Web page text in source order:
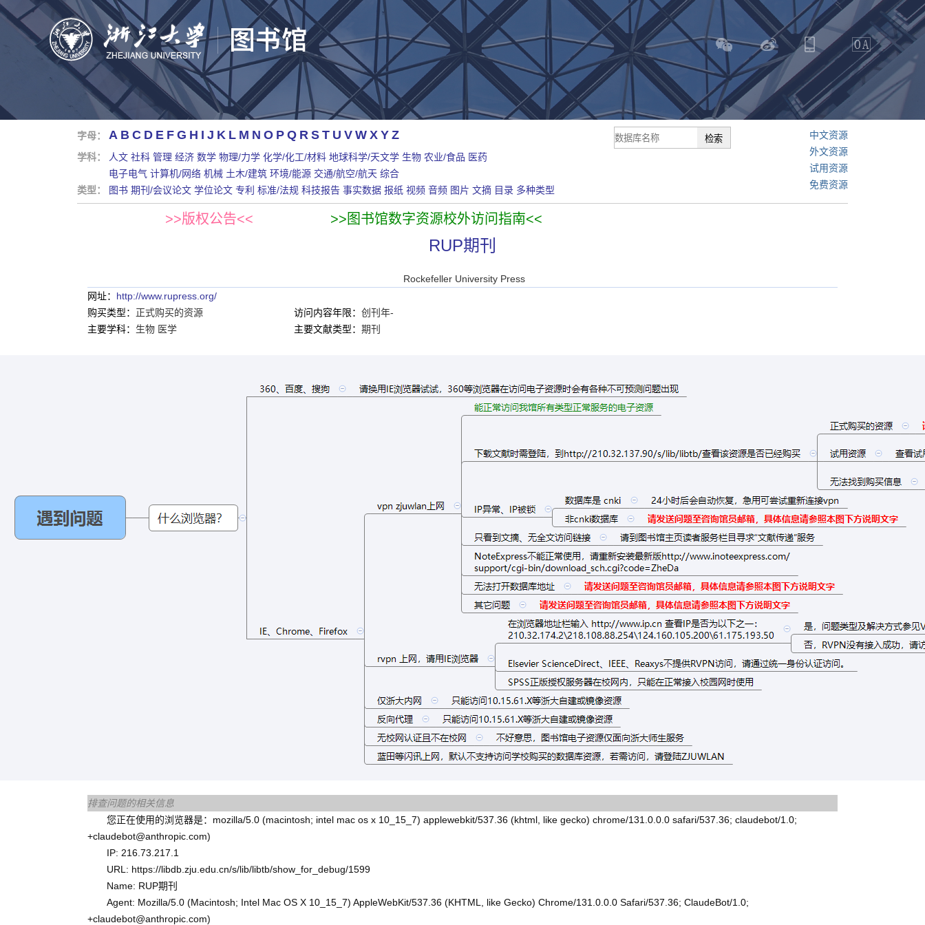
字母： A B C D E F G H I J K L M N O P Q R S T U V W X Y Z
学科： 人文 社科 管理 经济 数学 物理/力学 化学/化工/材料 地球科学/天文学 生物 农业/食品 医药
电子电气 计算机/网络 机械 土木/建筑 环境/能源 交通/航空/航天 综合
类型：
图书 期刊/会议论文 学位论文 专利 标准/法规 科技报告 事实数据 报纸 视频 音频 图片 文摘 目录 多种类型
中文资源
外文资源
试用资源
免费资源
>>版权公告<< >>图书馆数字资源校外访问指南<<
RUP期刊
Rockefeller University Press
网址： http://www.rupress.org/
购买类型： 正式购买的资源 访问内容年限： 创刊年-
主要学科： 生物 医学 主要文献类型： 期刊
排查问题的相关信息
您正在使用的浏览器是：mozilla/5.0 (macintosh; intel mac os x 10_15_7) applewebkit/537.36 (khtml, like gecko) chrome/131.0.0.0 safari/537.36; claudebot/1.0;
+claudebot@anthropic.com)
IP: 216.73.217.1
URL: https://libdb.zju.edu.cn/s/lib/libtb/show_for_debug/1599
Name: RUP期刊
Agent: Mozilla/5.0 (Macintosh; Intel Mac OS X 10_15_7) AppleWebKit/537.36 (KHTML, like Gecko) Chrome/131.0.0.0 Safari/537.36; ClaudeBot/1.0;
+claudebot@anthropic.com)